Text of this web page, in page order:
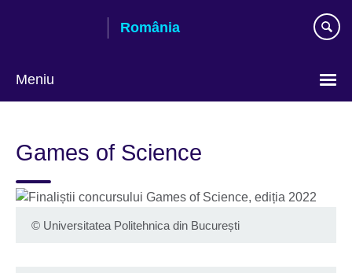
România
Meniu
Games of Science
© Universitatea Politehnica din București